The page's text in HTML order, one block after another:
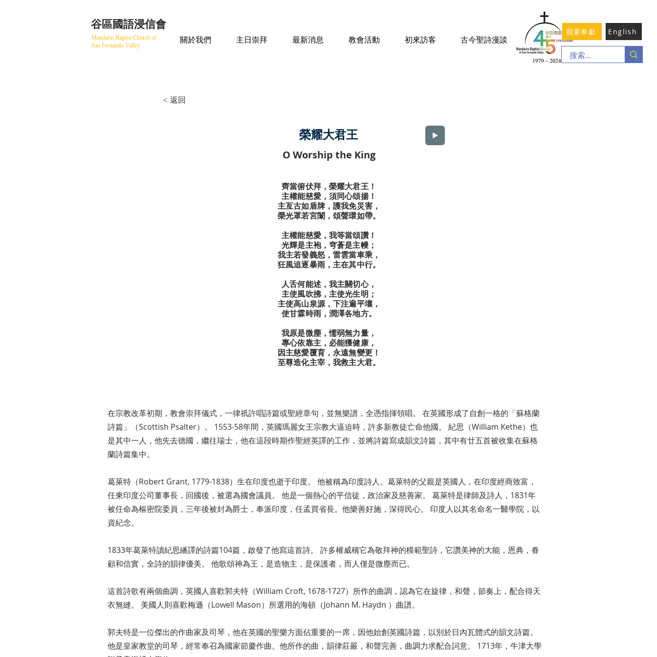
​谷區國語浸信會
Mandarin Baptist Church of
San Fernando Valley
關於我們 主日崇拜 最新消息 教會活動 初來訪客 古今聖詩漫談
我要奉獻 English
< 返回
榮耀大君王
O Worship the King
齊當俯伏拜，榮耀大君王！
主權能慈愛，須同心頌揚！
主亙古如盾牌，護我免災害，
榮光罩若宮闈，頌聲環如帶。
主權能慈愛，我等當頌讚！
光輝是主袍，穹蒼是主幔；
我主若發義怒，雷雲當車乘，
狂風追逐暴雨，主在其中行。
人舌何能述，我主關切心，
主使風吹拂，主使光生明；
主使高山泉源，下注遍平壤，
使甘霖時雨，潤澤各地方。
我原是微塵，懦弱無力量，
專心依靠主，必能獲健康，
因主慈愛覆育，永遠無變更！
至尊造化主宰，我救主大君。
在宗教改革初期，教會崇拜儀式，一律祇許唱詩篇或聖經章句，並無樂譜，全憑指揮領唱。 在英國形成了自創一格的「蘇格蘭
詩篇」（Scottish Psalter）。 1553-58年間，英國瑪麗女王宗教大逼迫時，許多新教徒亡命他國。 紀思（William Kethe）也
是其中一人，他先去德國，繼往瑞士，他在這段時期作聖經英譯的工作，並將詩篇寫成韻文詩篇，其中有廿五首被收集在蘇格
蘭詩篇集中。
葛萊特（Robert Grant, 1779-1838）生在印度也逝于印度。 他被稱為印度詩人。葛萊特的父親是英國人，在印度經商致富，
任東印度公司董事長，回國後，被選為國會議員。 他是一個熱心的平信徒，政治家及慈善家。 葛萊特是律師及詩人，1831年
被任命為樞密院委員，三年後被封為爵士，奉派印度，任孟買省長。他樂善好施，深得民心。 印度人以其名命名一醫學院，以
資紀念。
1833年葛萊特讀紀思繙譯的詩篇104篇，啟發了他寫這首詩。 許多權威稱它為敬拜神的模範聖詩，它讚美神的大能，恩典，眷
顧和信實，全詩的韻律優美。 他歌頌神為王，是造物主，是保護者，而人僅是微塵而已。
這首詩歌有兩個曲調，英國人喜歡郭夫特（William Croft, 1678-1727）所作的曲調，認為它在旋律，和聲，節奏上，配合得天
衣無縫。 美國人則喜歡梅遜（Lowell Mason）所選用的海頓（Johann M. Haydn ）曲譜。
郭夫特是一位傑出的作曲家及司琴，他在英國的聖樂方面佔重要的一席，因他始創英國詩篇，以別於日內瓦體式的韻文詩篇。
他是皇家教堂的司琴，經常奉召為國家節慶作曲。他所作的曲，韻律莊嚴，和聲完善，曲調力求配合詞意。 1713年，牛津大學